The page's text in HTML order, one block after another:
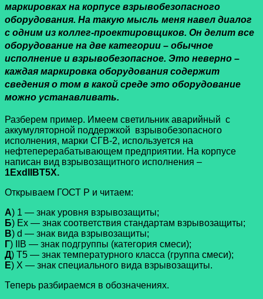
маркировках на корпусе взрывобезопасного
оборудования. На такую мысль меня навел диалог
с одним из коллег-проектировщиков. Он делит все
оборудование на две категории – обычное
исполнение и взрывобезопасное. Это неверно –
каждая маркировка оборудования содержит
сведения о том в какой среде это оборудование
можно устанавливать.
Разберем пример. Имеем светильник аварийный с
аккумуляторной поддержкой взрывобезопасного
исполнения, марки СГВ-2, используется на
нефтеперерабатывающем предприятии. На корпусе
написан вид взрывозащитного исполнения –
1ExdIIBT5X.
Открываем ГОСТ Р и читаем:
А) 1 — знак уровня взрывозащиты;
Б) Ех — знак соответствия стандартам взрывозащиты;
В) d — знак вида взрывозащиты;
Г) IIВ — знак подгруппы (категория смеси);
Д) T5 — знак температурного класса (группа смеси);
Е) Х — знак специального вида взрывозащиты.
Теперь разбираемся в обозначениях.